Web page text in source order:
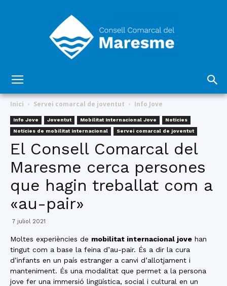
Comarcal
del
Inici Servei comarcal de joventut Info Jove
Info Jove Joventut Mobilitat Internacional Jove
Notícies
Notícies de mobilitat internacional
Servei comarcal de joventut
El Consell Comarcal del
Maresme cerca persones
que hagin treballat com a
«au-pair»
7 juliol 2021
Moltes experiències de mobilitat internacional jove han
tingut com a base la feina d’au-pair. És a dir la cura
d’infants en un país estranger a canvi d’allotjament i
manteniment. És una modalitat que permet a la persona
jove fer una immersió lingüística, social i cultural en un